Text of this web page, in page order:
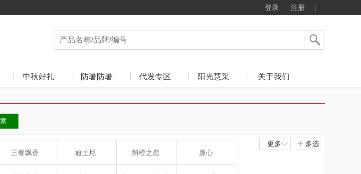
登录 注册
中秋好礼 防暑防暑 代发专区 阳光慧采 关于我们
三餐飘香 迪士尼 斛橙之恋 廉心
更多 多选